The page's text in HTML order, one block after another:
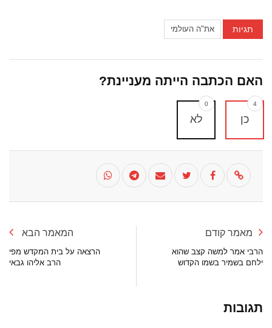
תגיות את"ה העולמי
האם הכתבה הייתה מעניינת?
כן
4
לא
0
מאמר קודם
הרבי אמר למשה קצב שהוא
ילחם בשמיר בשמו הקדוש
המאמר הבא
הרצאה על בית המקדש מפי
הרב אליהו גבאי
תגובות